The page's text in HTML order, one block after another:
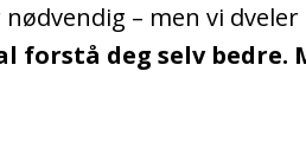
– men vi
forstå deg selv